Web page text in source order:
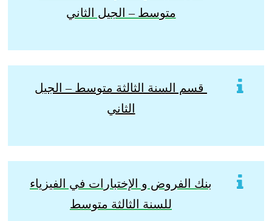
متوسط – الجيل الثاني
قسم السنة الثالثة متوسط – الجيل
الثاني
بنك الفروض و الإختبارات في الفيزياء
للسنة الثالثة متوسط